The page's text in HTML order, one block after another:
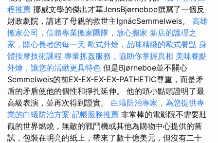
程推薦 挪威文學的傑出才華JensBjørneboe撰寫了一個反
財政劇院，講述了母親的救世主IgnácSemmelweis。 高雄
搬家公司，信賴專業搬家團隊，放心搬家 新店的護理之
家，關心長者的每一天 歐式外燴，品味精緻的歐式餐點 身
體按摩技術課程 專業抓姦服務，協助你掌握真相 美味餐點
外燴，讓您的活動更具特色 但是Bjørneboe並不關心
Semmelweis的前EX-EX-EX-EX-PATHETIC尊重，而是矛
盾的矛盾使他的個性和掙扎延伸。 他的頭小點頭證明了最
高級表演，並再次得到證實。 白蟻防治專家，為您提供專
業的白蟻防治方案 記帳服務推薦 非常棒的電影院不需要壯
觀的世界燃燒，無敵的戰鬥機或其他為購物中心提供的嘗
試，包裝在明亮的紙上，帶來了數十億美元，但沒有二十